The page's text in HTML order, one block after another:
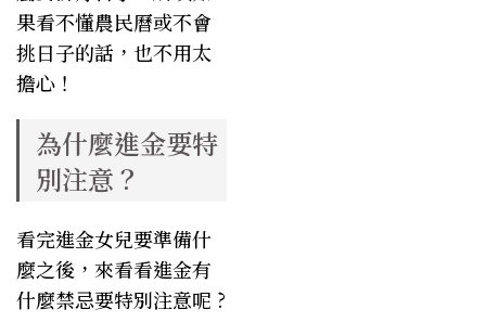
果看不懂農民曆或不會
挑日子的話，也不用太
擔心！
為什麼進金要特
別注意？
看完進金女兒要準備什
麼之後，來看看進金有
什麼禁忌要特別注意呢 ?